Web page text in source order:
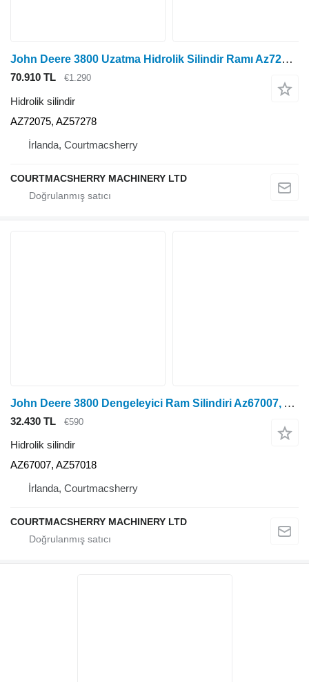
John Deere 3800 Uzatma Hidrolik Silindir Ramı Az72075, Az57278 AZ72075, AZ57278
70.910 TL €1.290
Hidrolik silindir
AZ72075, AZ57278
İrlanda, Courtmacsherry
COURTMACSHERRY MACHINERY LTD
John Deere 3800 Dengeleyici Ram Silindiri Az67007, Az57018 AZ67007, AZ57018 hidrolik silindir
32.430 TL €590
Hidrolik silindir
AZ67007, AZ57018
İrlanda, Courtmacsherry
COURTMACSHERRY MACHINERY LTD